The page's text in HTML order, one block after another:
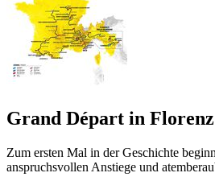
Grand Départ in Florenz
Zum ersten Mal in der Geschichte
anspruchsvollen Anstiege und